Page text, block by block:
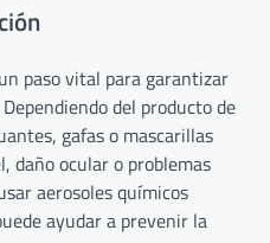
paso vital para garantizar
del producto de
gafas o mascarillas
daño ocular o problemas
aerosoles químicos
ayudar a prevenir la